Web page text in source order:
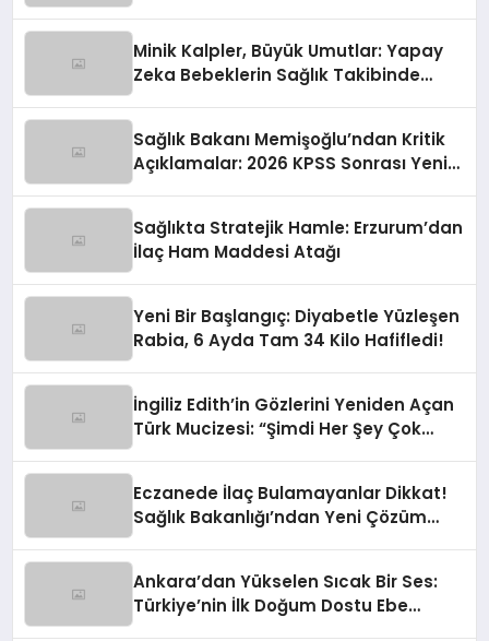
Minik Kalpler, Büyük Umutlar: Yapay
Zeka Bebeklerin Sağlık Takibinde
Sağlık Bakanı Memişoğlu’ndan Kritik
Açıklamalar: 2026 KPSS Sonrası Yeni
Sağlıkta Stratejik Hamle: Erzurum’dan
İlaç Ham Maddesi Atağı
Yeni Bir Başlangıç: Diyabetle Yüzleşen
Rabia, 6 Ayda Tam 34 Kilo Hafifledi!
İngiliz Edith’in Gözlerini Yeniden Açan
Türk Mucizesi: “Şimdi Her Şey Çok
Eczanede İlaç Bulamayanlar Dikkat!
Sağlık Bakanlığı’ndan Yeni Çözüm
Ankara’dan Yükselen Sıcak Bir Ses:
Türkiye’nin İlk Doğum Dostu Ebe